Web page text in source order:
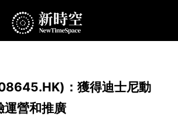
：獲得迪士尼動
運營和推廣